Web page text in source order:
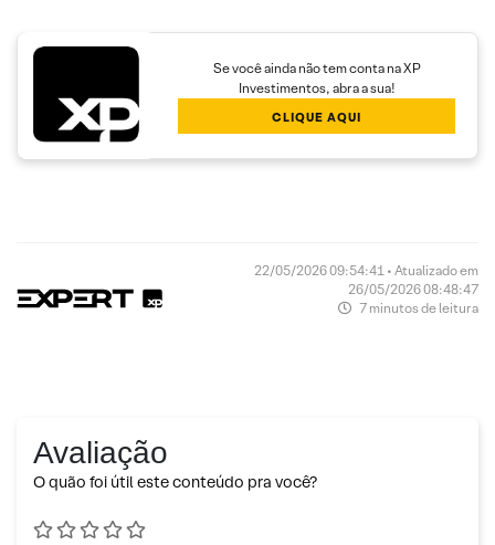
Se você ainda não tem conta na XP
Investimentos, abra a sua!
CLIQUE AQUI
22/05/2026 09:54:41 • Atualizado em
26/05/2026 08:48:47
7 minutos de leitura
Avaliação
O quão foi útil este conteúdo pra você?